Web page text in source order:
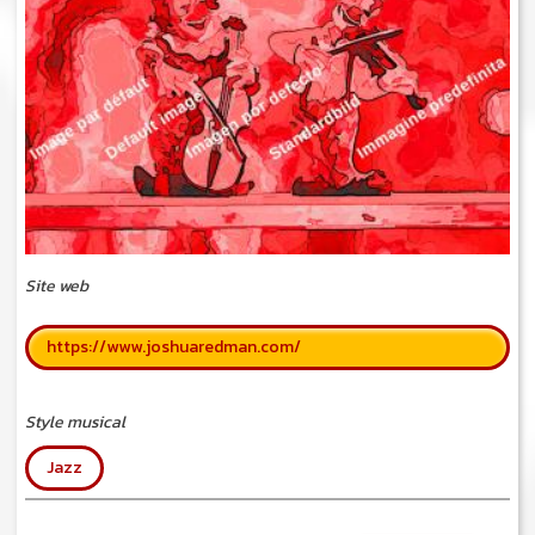
Site web
https://www.joshuaredman.com/
Style musical
Jazz